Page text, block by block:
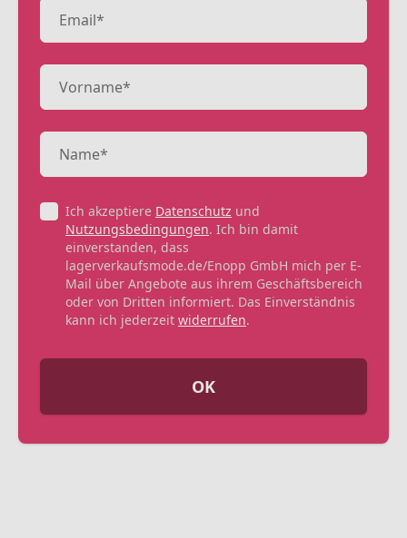
Ich akzeptiere Datenschutz und
Nutzungsbedingungen. Ich bin damit
einverstanden, dass
lagerverkaufsmode.de/Enopp GmbH mich per E-
Mail über Angebote aus ihrem Geschäftsbereich
oder von Dritten informiert. Das Einverständnis
kann ich jederzeit widerrufen.
OK